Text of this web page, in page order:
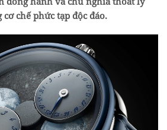
chế phứctạp độc đáo.